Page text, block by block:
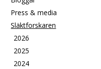
Press & media
Släktforskaren
2026
2025
2024